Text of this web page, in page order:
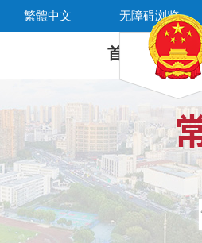
繁體中文 无障碍浏览
首 页